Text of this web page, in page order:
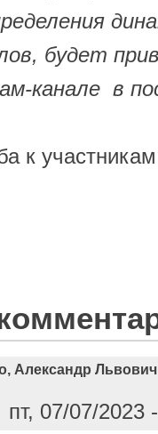
будет
канале в
к
Александр
пт, 07/07/